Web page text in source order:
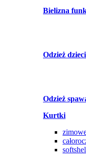
Bielizna
Odzież
Odzież
Kurtki